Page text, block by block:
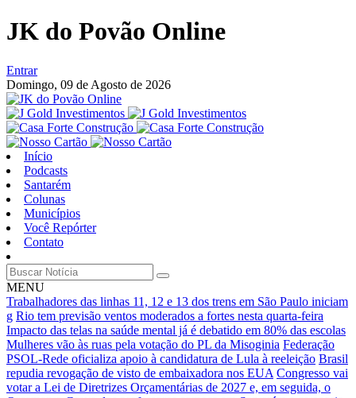
JK do Povão Online
Entrar
Domingo, 09 de Agosto de 2026
Início
Podcasts
Santarém
Colunas
Municípios
Você Repórter
Contato
MENU
Trabalhadores das linhas 11, 12 e 13 dos trens em São Paulo iniciam
g Rio tem previsão ventos moderados a fortes nesta quarta-feira
Impacto das telas na saúde mental já é debatido em 80% das escolas
Mulheres vão às ruas pela votação do PL da Misoginia Federação
PSOL-Rede oficializa apoio à candidatura de Lula à reeleição Brasil
repudia revogação de visto de embaixadora nos EUA Congresso vai
votar a Lei de Diretrizes Orçamentárias de 2027 e, em seguida, o